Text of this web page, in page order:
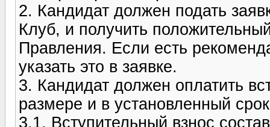
2. Кандидат должен подать
Клуб, и получить
Правления. Если есть
указать это в заявке.
3. Кандидат должен оплатить
размере и в установленный
3.1. Вступительный взнос